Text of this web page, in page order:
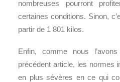
nombreuses pourront
certaines conditions. Sinon,
partir de 1 801 kilos.
Enfin, comme nous
précédent article, les normes
en plus sévères en ce qui